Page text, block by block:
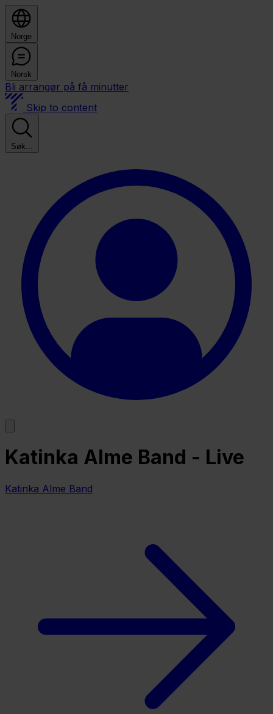
Norge
Norsk
Bli arrangør på få minutter
Skip to content
Søk...
Katinka Alme Band - Live
Katinka Alme Band